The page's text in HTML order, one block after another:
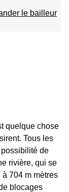
le bailleur
quelque chose
Tous les
de
rivière, qui se
704 m mètres
blocages